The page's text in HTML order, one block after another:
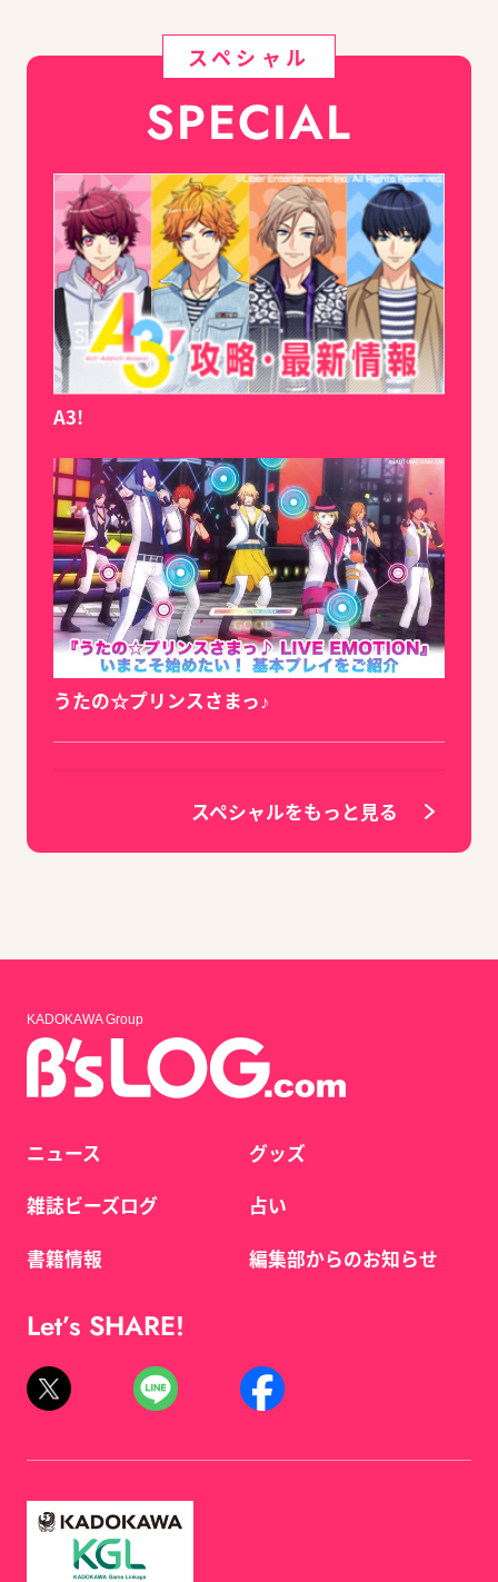
スペシャル
SPECIAL
A3!
うたの☆プリンスさまっ♪
スペシャルをもっと見る
KADOKAWA Group
ニュース
雑誌ビーズログ
書籍情報
グッズ
占い
編集部からのお知らせ
Let’s SHARE!